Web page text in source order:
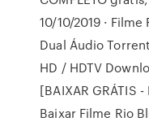
10/10/2019 ·
Dual Áudio
HD / HDTV
[BAIXAR GRÁTIS
Baixar Filme Rio